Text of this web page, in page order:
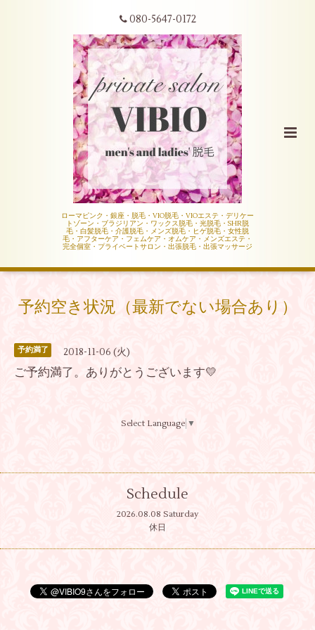
080-5647-0172
ローマピンク・銀座・脱毛・VIO脱毛・VIOエステ・デリケー
トゾーン・ブラジリアン・ワックス脱毛・光脱毛・SHR脱
毛・白髪脱毛・介護脱毛・メンズ脱毛・ヒゲ脱毛・女性脱
毛・アフターケア・フェムケア・オムケア・メンズエステ・
完全個室・プライベートサロン・出張脱毛・出張マッサージ
予約空き状況（最新でない場合あり）
予約満了 2018-11-06 (火)
ご予約満了。ありがとうございます💛
Select Language ▼
Schedule
2026.08.08 Saturday
休日